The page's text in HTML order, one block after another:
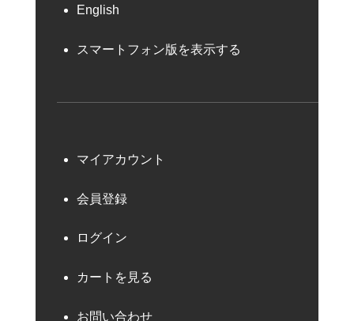
English
スマートフォン版を表示する
マイアカウント
会員登録
ログイン
カートを見る
お問い合わせ